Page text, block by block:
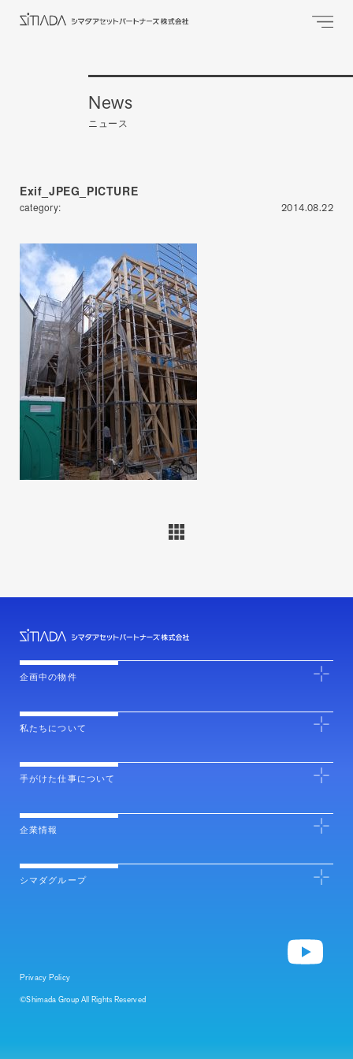
News
ニュース
Exif_JPEG_PICTURE
category: 2014.08.22
企画中の物件
私たちについて
手がけた仕事について
企業情報
シマダグループ
Privacy Policy
©Shimada Group All Rights Reserved